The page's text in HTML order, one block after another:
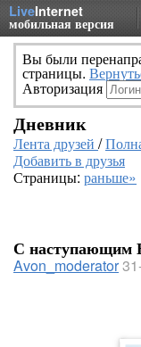
LiveInternet
мобильная версия
Вы были
страницы.
Авторизация
Дневник
Лента друзей /
Добавить в друзья
Страницы: раньше»
С наступающим
Avon_moderator